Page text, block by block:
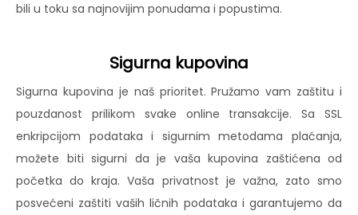
bili u toku sa najnovijim ponudama i popustima.
Sigurna kupovina
Sigurna kupovina je naš prioritet. Pružamo vam zaštitu i
pouzdanost prilikom svake online transakcije. Sa SSL
enkripcijom podataka i sigurnim metodama plaćanja,
možete biti sigurni da je vaša kupovina zaštićena od
početka do kraja. Vaša privatnost je važna, zato smo
posvećeni zaštiti vaših ličnih podataka i garantujemo da